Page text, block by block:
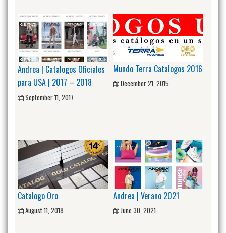
Andrea | Catalogos Oficiales
para USA | 2017 – 2018
September 11, 2017
Mundo Terra Catalogos 2016
December 21, 2015
Catalogo Oro
August 11, 2018
Andrea | Verano 2021
June 30, 2021